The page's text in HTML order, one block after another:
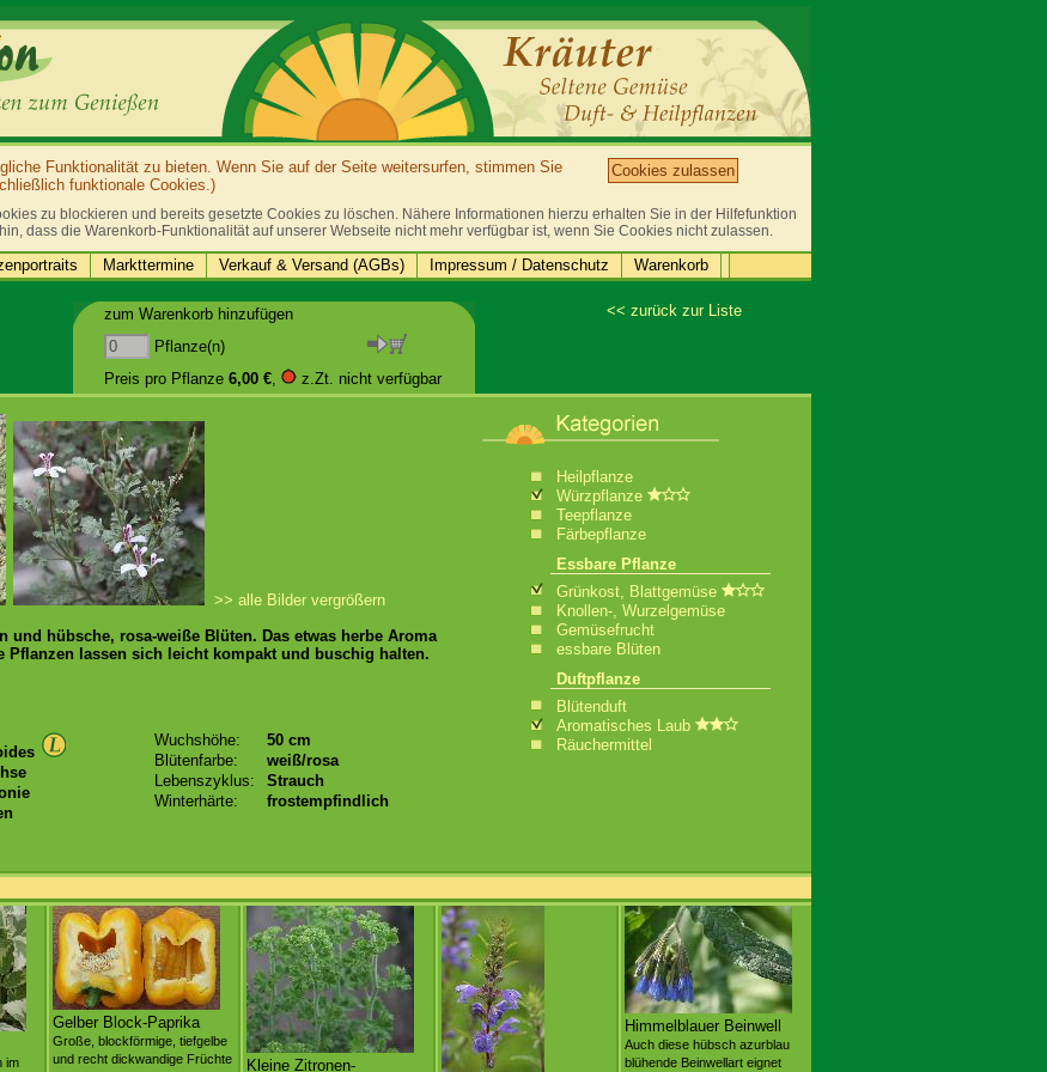
Funktionalität zu bieten. Wenn Sie auf der Seite weitersurfen, stimmen Sie
funktionale Cookies.)
Cookies zulassen
zu blockieren und bereits gesetzte Cookies zu löschen. Nähere Informationen hierzu erhalten Sie in der Hilfefunktion
dass die Warenkorb-Funktionalität auf unserer Webseite nicht mehr verfügbar ist, wenn Sie Cookies nicht zulassen.
Markttermine Verkauf & Versand (AGBs) Impressum / Datenschutz Warenkorb
zum Warenkorb hinzufügen
Pflanze(n)
Preis pro Pflanze 6,00 €, z.Zt. nicht verfügbar
<< zurück zur Liste
>> alle Bilder vergrößern
und hübsche, rosa-weiße Blüten. Das etwas herbe Aroma
Pflanzen lassen sich leicht kompakt und buschig halten.
Wuchshöhe:
50 cm
Blütenfarbe:
weiß/rosa
Lebenszyklus:
Strauch
Winterhärte:
frostempfindlich
Heilpflanze
Würzpflanze
Teepflanze
Färbepflanze
Essbare Pflanze
Grünkost, Blattgemüse
Knollen-, Wurzelgemüse
Gemüsefrucht
essbare Blüten
Duftpflanze
Blütenduft
Aromatisches Laub
Räuchermittel
im
Gelber Block-Paprika
Große, blockförmige, tiefgelbe
und recht dickwandige Früchte
Kleine Zitronen-
Himmelblauer Beinwell
Auch diese hübsch azurblau
blühende Beinwellart eignet